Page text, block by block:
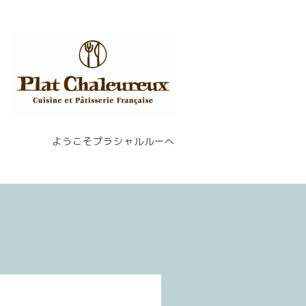
ようこそプラシャルルーへ